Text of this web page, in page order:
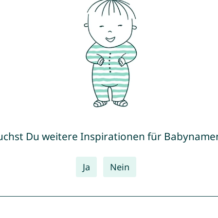
Du weitere Inspirationen für
Ja Nein